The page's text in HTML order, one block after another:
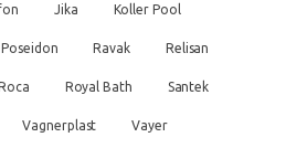
Jika Koller Pool
Poseidon Ravak Relisan
Royal Bath Santek
Vagnerplast Vayer